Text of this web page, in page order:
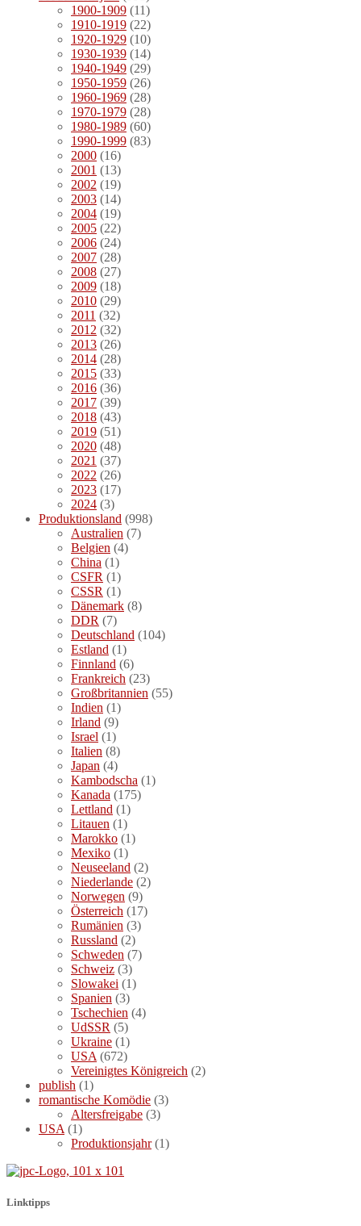
1900-1909 (11)
1910-1919 (22)
1920-1929 (10)
1930-1939 (14)
1940-1949 (29)
1950-1959 (26)
1960-1969 (28)
1970-1979 (28)
1980-1989 (60)
1990-1999 (83)
2000 (16)
2001 (13)
2002 (19)
2003 (14)
2004 (19)
2005 (22)
2006 (24)
2007 (28)
2008 (27)
2009 (18)
2010 (29)
2011 (32)
2012 (32)
2013 (26)
2014 (28)
2015 (33)
2016 (36)
2017 (39)
2018 (43)
2019 (51)
2020 (48)
2021 (37)
2022 (26)
2023 (17)
2024 (3)
Produktionsland (998)
Australien (7)
Belgien (4)
China (1)
CSFR (1)
CSSR (1)
Dänemark (8)
DDR (7)
Deutschland (104)
Estland (1)
Finnland (6)
Frankreich (23)
Großbritannien (55)
Indien (1)
Irland (9)
Israel (1)
Italien (8)
Japan (4)
Kambodscha (1)
Kanada (175)
Lettland (1)
Litauen (1)
Marokko (1)
Mexiko (1)
Neuseeland (2)
Niederlande (2)
Norwegen (9)
Österreich (17)
Rumänien (3)
Russland (2)
Schweden (7)
Schweiz (3)
Slowakei (1)
Spanien (3)
Tschechien (4)
UdSSR (5)
Ukraine (1)
USA (672)
Vereinigtes Königreich (2)
publish (1)
romantische Komödie (3)
Altersfreigabe (3)
USA (1)
Produktionsjahr(1)
Linktipps